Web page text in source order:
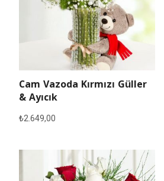
Cam Vazoda Kırmızı Güller
& Ayıcık
₺2.649,00